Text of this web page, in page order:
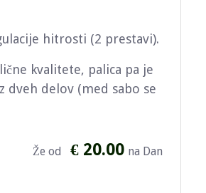
hitrosti (2 prestavi).
kvalitete, palica pa je
dveh delov (med sabo se
Že od € 20.00 na Dan